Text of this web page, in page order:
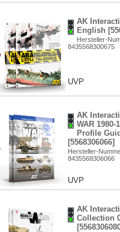
AK
English
Hersteller-
8435568300675
UVP
AK
WAR
Profile
[5568306066]
Hersteller-
8435568306066
UVP
AK
Collection